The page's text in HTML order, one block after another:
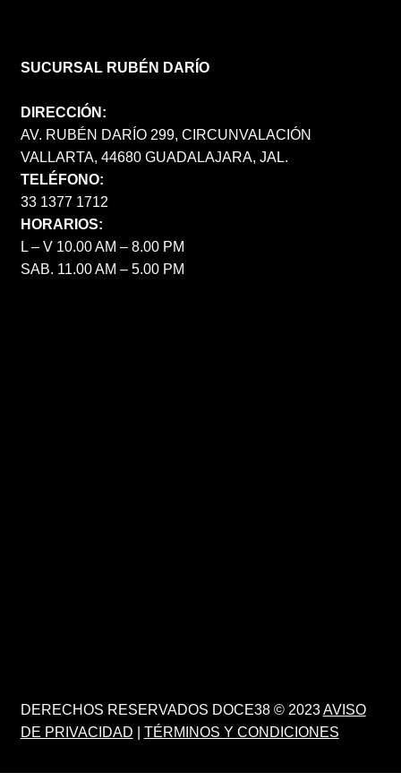
SUCURSAL RUBÉN DARÍO
DIRECCIÓN:
AV. RUBÉN DARÍO 299, CIRCUNVALACIÓN
VALLARTA, 44680 GUADALAJARA, JAL.
TELÉFONO:
33 1377 1712
HORARIOS:
L – V 10.00 AM – 8.00 PM
SAB. 11.00 AM – 5.00 PM
DERECHOS RESERVADOS DOCE38 © 2023AVISO
DE PRIVACIDAD
TÉRMINOS Y CONDICIONES